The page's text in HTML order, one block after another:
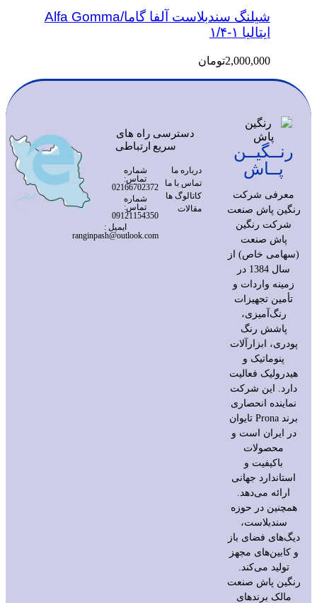
شیلنگ سندبلاست آلفا گاما/Alfa Gomma
ایتالیا ۱-۱/۴
2,000,000تومان
رنــگیــن
پــاش
معرفی شرکت
رنگین پاش صنعت
شرکت رنگین
پاش صنعت
(سهامی خاص) از
سال 1384 در
زمینه واردات و
تأمین تجهیزات
رنگ‌آمیزی،
پاشش رنگ
پودری، ابزارآلات
پنوماتیک و
هیدرولیک فعالیت
دارد. این شرکت
نماینده انحصاری
برند Prona تایوان
در ایران است و
محصولات
باکیفیت و
استاندارد جهانی
ارائه می‌دهد.
همچنین در حوزه
سندبلاست،
دیگ‌های فضای باز
و کابین‌های مجهز
تولید می‌کند.
رنگین پاش صنعت
مالک برندهای
دسترسی
سریع
درباره ما
تماس با ما
کاتالوگ ها
مقالات
راه های
ارتباطی
شماره
تماس:
02166702372
شماره
تماس:
09121154350
ایمیل :
ranginpash@outlook.com